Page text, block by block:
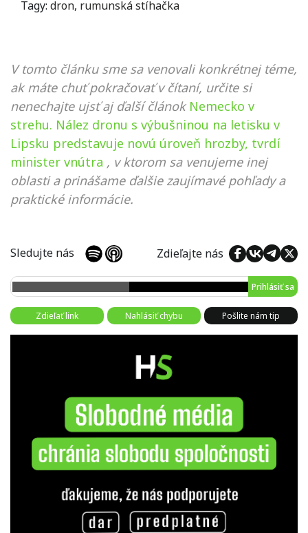
Tagy: dron, rumunská stíhačka
V tomto článku sme sa venovali konkrétnej téme,
ak máte chuť pokračovať v čítaní, určite si
nenechajte ujsť aj ďalší článok Nemecko v
strehu. Nález dronu s výbušninou na letisku v
Lipsku predstavuje novú úroveň hrozby, tvrdí
minister vnútra , v ktorom sa venujeme inej
oblasti a prinášame ďalšie zaujímavé pohľady a
praktické informácie.
Sledujte nás Zdieľajte nás
Prihlásiť sa
Zdieľať link Nahlásiť chybu Pošlite nám tip